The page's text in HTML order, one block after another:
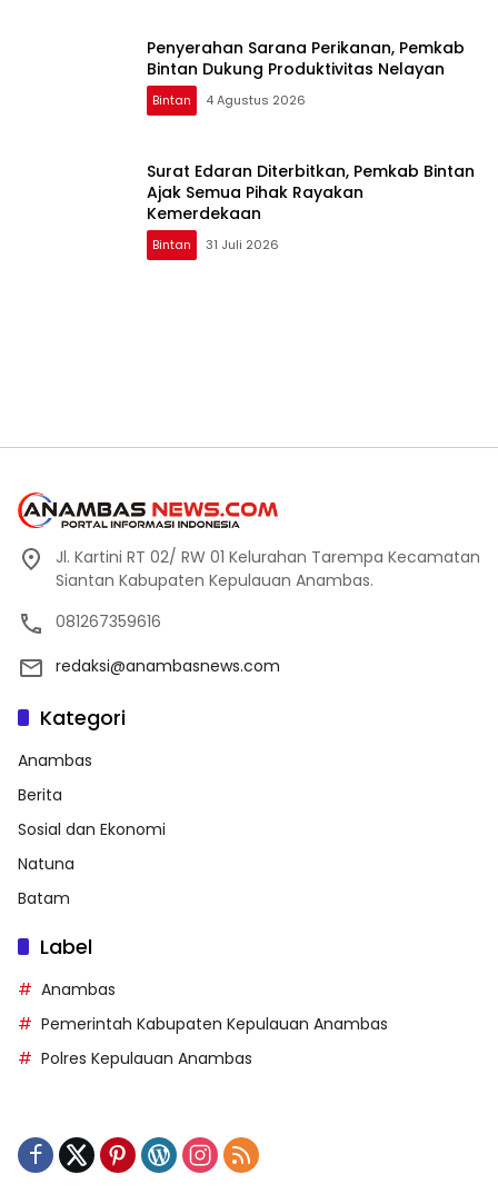
Penyerahan Sarana Perikanan, Pemkab
Bintan Dukung Produktivitas Nelayan
Bintan 4 Agustus 2026
Surat Edaran Diterbitkan, Pemkab Bintan
Ajak Semua Pihak Rayakan
Kemerdekaan
Bintan 31 Juli 2026
Jl. Kartini RT 02/ RW 01 Kelurahan Tarempa Kecamatan
Siantan Kabupaten Kepulauan Anambas.
081267359616
redaksi@anambasnews.com
Kategori
Anambas
Berita
Sosial dan Ekonomi
Natuna
Batam
Label
Anambas
Pemerintah Kabupaten Kepulauan Anambas
Polres Kepulauan Anambas